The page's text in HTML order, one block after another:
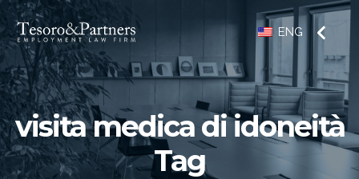
ENG
visita medica di idoneità
Tag